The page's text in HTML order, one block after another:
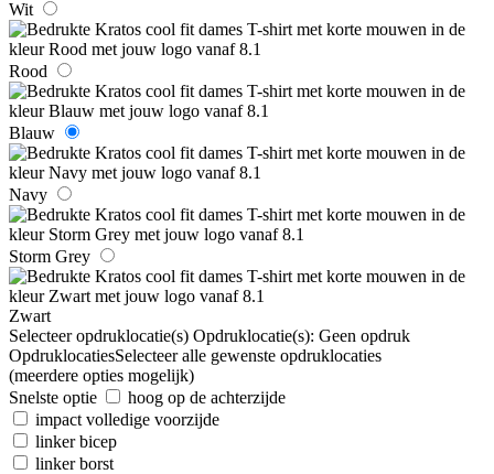
Wit
Rood
Blauw
Navy
Storm Grey
Zwart
Selecteer opdruklocatie(s) Opdruklocatie(s): Geen opdruk
OpdruklocatiesSelecteer alle gewenste opdruklocaties
(meerdere opties mogelijk)
Snelste optie
hoog op de achterzijde
impact volledige voorzijde
linker bicep
linker borst